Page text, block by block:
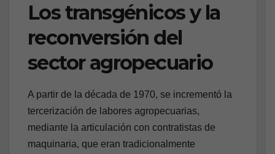
Los transgénicos y la
reconversión del
sector agropecuario
A partir de la década de 1970, se incrementó la
tercerización de labores agropecuarias,
mediante la articulación con contratistas de
maquinaria, que eran tradicionalmente